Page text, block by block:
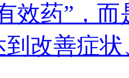
效药”，
到改善症